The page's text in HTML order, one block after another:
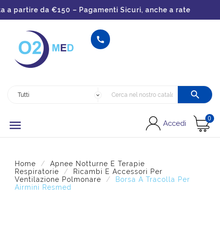
partire da €150 – Pagamenti Sicuri, anche a rate


 Accedi
0
Home
Apnee Notturne E Terapie
Respiratorie
Ricambi E Accessori Per
Ventilazione Polmonare
Borsa A Tracolla Per
Airmini Resmed